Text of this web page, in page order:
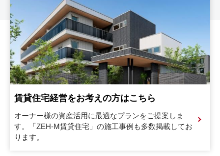
賃貸住宅経営をお考えの方はこちら
オーナー様の資産活用に最適なプランをご提案しま
す。
「ZEH-M賃貸住宅」の施工事例も多数掲載してお
ります。